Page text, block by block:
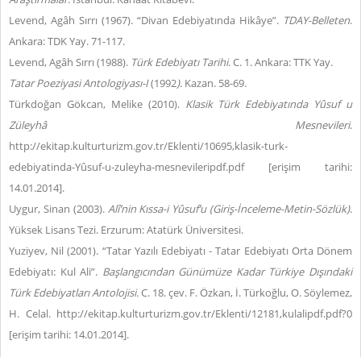
Levend, Agâh Sırrı (1967). “Divan Edebiyatında Hikâye”. TDAY-Belleten.
Ankara: TDK Yay. 71-117.
Levend, Agâh Sırrı (1988). Türk Edebiyatı Tarihi. C. 1. Ankara: TTK Yay.
Tatar Poeziyasi Antologiyası-I(1992). Kazan. 58-69.
Türkdoğan Gökcan, Melike (2010). Klasik Türk Edebiyatında Yûsuf u
Züleyhâ Mesnevileri.
http://ekitap.kulturturizm.gov.tr/Eklenti/10695,klasik-turk-
edebiyatinda-Yûsuf-u-zuleyha-mesnevileripdf.pdf [erişim tarihi:
14.01.2014].
Uygur, Sinan (2003). Alî’nin Kıssa-i Yûsuf’u (Giriş-İnceleme-Metin-Sözlük).
Yüksek Lisans Tezi. Erzurum: Atatürk Üniversitesi.
Yuziyev, Nil (2001). “Tatar Yazılı Edebiyatı - Tatar Edebiyatı Orta Dönem
Edebiyatı: Kul Ali”. Başlangıcından Günümüze Kadar Türkiye Dışındaki
Türk Edebiyatları Antolojisi.C. 18. çev. F. Özkan, İ. Türkoğlu, O. Söylemez,
H. Celal. http://ekitap.kulturturizm.gov.tr/Eklenti/12181,kulalipdf.pdf?0
[erişim tarihi: 14.01.2014].